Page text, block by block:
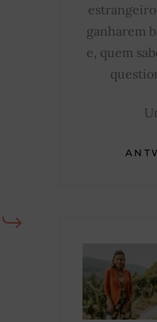
estrangeiro
ganharem
e, quem